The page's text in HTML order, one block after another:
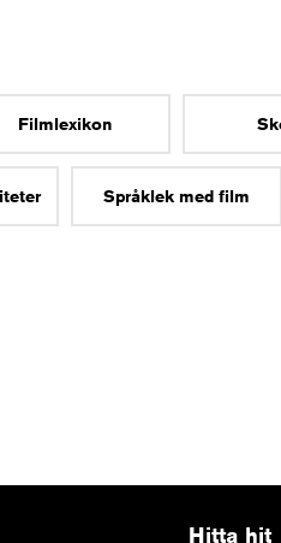
Filmlexikon
Språklek med film
Hitta hit